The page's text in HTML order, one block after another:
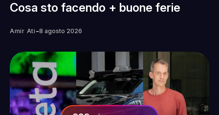
Cosa sto facendo + buone ferie
Amir Ati -8 agosto 2026